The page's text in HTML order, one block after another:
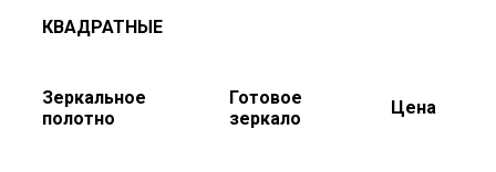
КВАДРАТНЫЕ
Зеркальное
полотно
Готовое
зеркало
Цена